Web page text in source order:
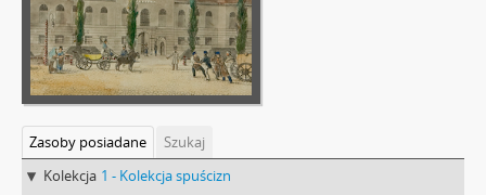
Zasoby posiadane
Szukaj
Kolekcja 1 - Kolekcja spuścizn